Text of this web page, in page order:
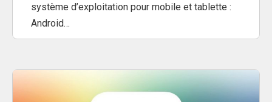
système d’exploitation pour mobile et tablette :
Android…